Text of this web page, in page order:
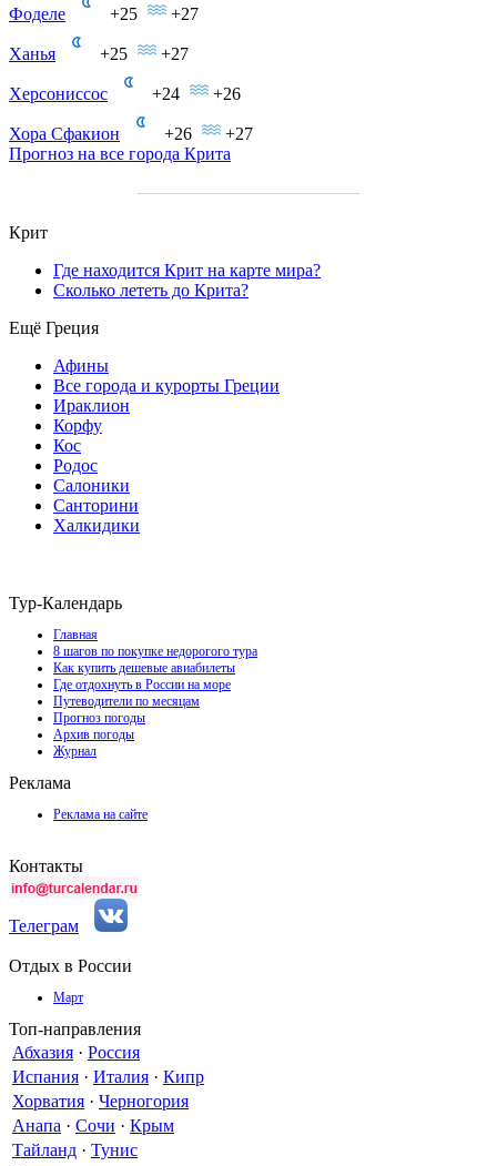
Фоделе +25 +27
Ханья +25 +27
Херсониссос +24 +26
Хора Сфакион +26
+27
Прогноз на все города Крита
Крит
Где находится Крит на карте мира?
Сколько лететь до Крита?
Ещё Греция
Афины
Все города и курорты Греции
Ираклион
Корфу
Кос
Родос
Салоники
Санторини
Халкидики
Тур-Календарь
Главная
8 шагов по покупке недорогого тура
Как купить дешевые авиабилеты
Где отдохнуть в России на море
Путеводители по месяцам
Прогноз погоды
Архив погоды
Журнал
Реклама
Реклама на сайте
Контакты
Телеграм
Отдых в России
Март
Топ-направления
Абхазия · Россия
Испания · Италия · Кипр
Хорватия · Черногория
Анапа · Сочи · Крым
Тайланд · Тунис